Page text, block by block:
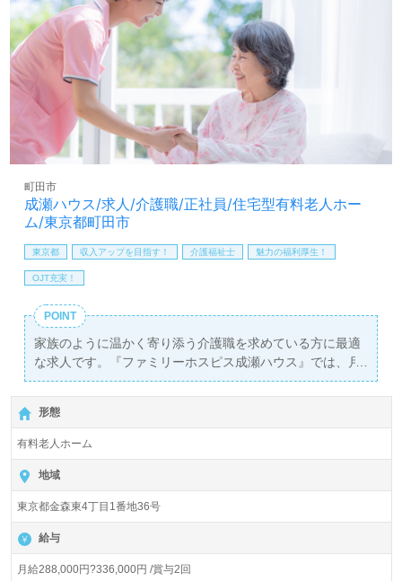
い。医療・福祉業界での正社員やパートの求人探しは、
【ウィルオブ介護】にお任せいただければ、非公開求人の
取り扱いや年収交渉など、完全無料でのサービスをご利用
できます。転職活動を成功に導くためのプロフェッショナ
ルとして、あなたのサポートをお待ちしております。
成瀬ハウス/求人/介護職/正社員/住宅型有料老人ホー
ム/東京都町田市
町田市
東京都 収入アップを目指す！ 介護福祉士 魅力の福利厚生！
OJT充実！
POINT
家族のように温かく寄り添う介護職を求めている方に最適
な求人です。『ファミリーホスピス成瀬ハウス』では、月
給288,000円から336,000円と高水準の給与を提供し、年2
回の賞与も支給されます。このホスピスは、特定疾患を抱
える患者様に特化した医療対応型の施設で、入居定員は20
名と少人数制です。これにより、利用者様一人ひとりに対
して深い関わりを持ち、心温まる介護を提供することが可
能です。
看護助手や介護職の経験がある方を歓迎しており、ホスピ
スでの経験は不問です。新しい環境で自分の資格や経験を
活かしたい方、また利用者様やそのご家族に寄り添いたい
という想いを持つ方には、特に魅力的な職場です。
形態
有料老人ホーム
地域
東京都金森東4丁目1番地36号
給与
月給288,000円?336,000円 /賞与2回